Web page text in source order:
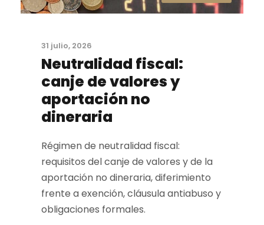
31 julio, 2026
Neutralidad fiscal:
canje de valores y
aportación no
dineraria
Régimen de neutralidad fiscal:
requisitos del canje de valores y de la
aportación no dineraria, diferimiento
frente a exención, cláusula antiabuso y
obligaciones formales.